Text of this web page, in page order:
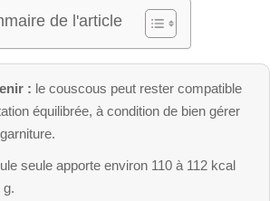
de l'article
: le couscous peut rester compatible
équilibrée, à condition de bien gérer
seule apporte environ 110 à 112 kcal
g.